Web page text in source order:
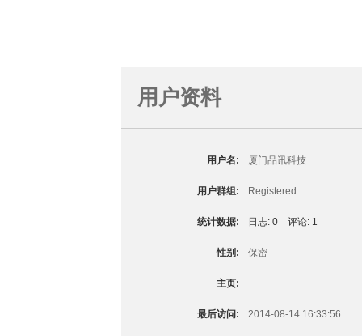
用户资料
用户名: 厦门品讯科技
用户群组: Registered
统计数据: 日志: 0 评论: 1
性别: 保密
主页:
最后访问: 2014-08-14 16:33:56